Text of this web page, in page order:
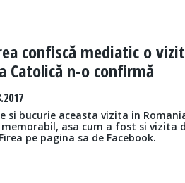
confiscă mediatic o
Catolică n-o confirmă
si bucurie aceasta vizita in
asa cum a fost si vizita
pe pagina sa de Facebook.